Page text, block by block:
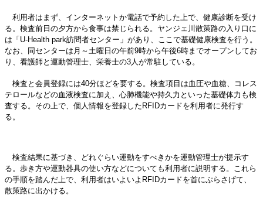
利用者はまず、インターネットか電話で予約した上で、健康診断を受け
る。検査前日の夕方から食事は禁じられる。ヤンジェ川散策路の入り口に
は「U-Health park訪問者センター」があり、ここで基礎健康検査を行う。
なお、同センターは月～土曜日の午前9時から午後6時までオープンしてお
り、看護師と運動管理士、栄養士の3人が常駐している。
検査と会員登録には40分ほどを要する。検査項目は血圧や血糖、コレス
テロールなどの血液検査に加え、心肺機能や持久力といった基礎体力も検
査する。その上で、個人情報を登録したRFIDカードを利用者に発行す
る。
検査結果に基づき、どれぐらい運動をすべきかを運動管理士が提示す
る。歩き方や運動器具の使い方などについても利用者に説明する。これら
の手順を踏んだ上で、利用者はいよいよRFIDカードを首にぶらさげて、
散策路に出かける。